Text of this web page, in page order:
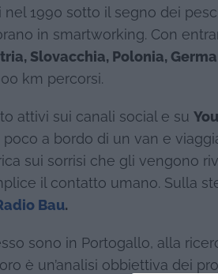
nel 1990 sotto il segno dei
in smartworking. Con
Slovacchia, Polonia,
km percorsi.
attivi sui canali social e su
poco a bordo di un van e
sui sorrisi che gli vengono
il contatto umano. Sulla
Bau.
sono in Portogallo, alla
è un’analisi obbiettiva dei